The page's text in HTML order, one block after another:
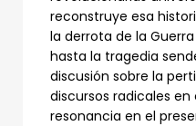
reconstruye esa
la derrota de la
hasta la tragedia
discusión sobre la
discursos radicales en
resonancia en el